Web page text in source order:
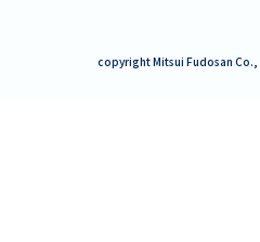
copyright Mitsui Fudosan Co.,